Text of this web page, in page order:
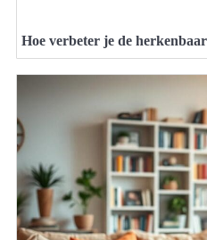
Hoe verbeter je de